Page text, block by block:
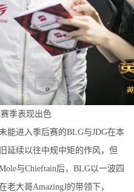
季表现出色
进入季后赛的BLG与JDG在本
延续以往中规中矩的作风，但
与Chieftain后，BLG以一波四
大哥AmazingJ的带领下，